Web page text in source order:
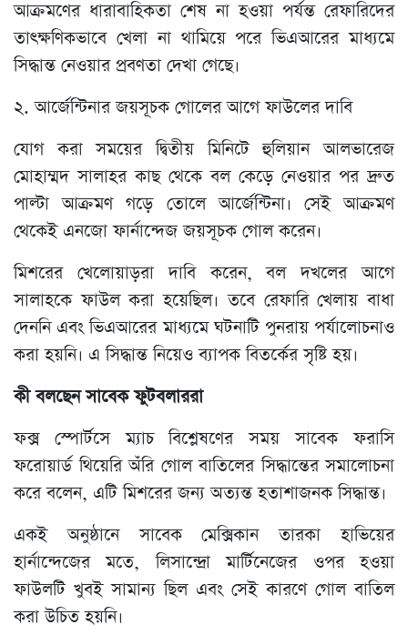
আক্রমণের ধারাবাহিকতা শেষ না হওয়া পর্যন্ত রেফারিদের
তাৎক্ষণিকভাবে খেলা না থামিয়ে পরে ভিএআরের মাধ্যমে
সিদ্ধান্ত নেওয়ার প্রবণতা দেখা গেছে।
২. আর্জেন্টিনার জয়সূচক গোলের আগে ফাউলের দাবি
যোগ করা সময়ের দ্বিতীয় মিনিটে হুলিয়ান আলভারেজ
মোহাম্মদ সালাহর কাছ থেকে বল কেড়ে নেওয়ার পর দ্রুত
পাল্টা আক্রমণ গড়ে তোলে আর্জেন্টিনা। সেই আক্রমণ
থেকেই এনজো ফার্নান্দেজ জয়সূচক গোল করেন।
মিশরের খেলোয়াড়রা দাবি করেন, বল দখলের আগে
সালাহকে ফাউল করা হয়েছিল। তবে রেফারি খেলায় বাধা
দেননি এবং ভিএআরের মাধ্যমে ঘটনাটি পুনরায় পর্যালোচনাও
করা হয়নি। এ সিদ্ধান্ত নিয়েও ব্যাপক বিতর্কের সৃষ্টি হয়।
কী বলছেন সাবেক ফুটবলাররা
ফক্স স্পোর্টসে ম্যাচ বিশ্লেষণের সময় সাবেক ফরাসি
ফরোয়ার্ড থিয়েরি অঁরি গোল বাতিলের সিদ্ধান্তের সমালোচনা
করে বলেন, এটি মিশরের জন্য অত্যন্ত হতাশাজনক সিদ্ধান্ত।
একই অনুষ্ঠানে সাবেক মেক্সিকান তারকা হাভিয়ের
হার্নান্দেজের মতে, লিসান্দ্রো মার্টিনেজের ওপর হওয়া
ফাউলটি খুবই সামান্য ছিল এবং সেই কারণে গোল বাতিল
করা উচিত হয়নি।